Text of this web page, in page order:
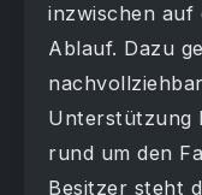
inzwischen auf
Ablauf. Dazu
Unterstützung
rund um den
Besitzer steht